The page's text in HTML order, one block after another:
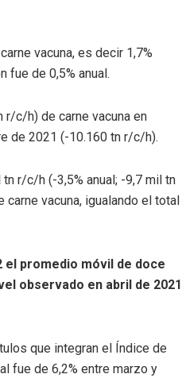
vacuna, es decir 1,7%
fue de 0,5% anual.
r/c/h) de carne vacuna en
de 2021 (-10.160 tn r/c/h).
r/c/h (-3,5% anual; -9,7 mil tn
vacuna, igualando el total
el promedio móvil de doce
observado en abril de 2021
que integran el Índice de
fue de 6,2% entre marzo y